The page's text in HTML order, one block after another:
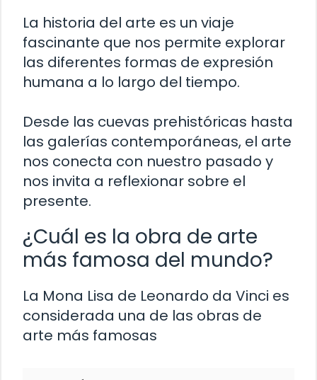
La historia del arte es un viaje
fascinante que nos permite explorar
las diferentes formas de expresión
humana a lo largo del tiempo.
Desde las cuevas prehistóricas hasta
las galerías contemporáneas, el arte
nos conecta con nuestro pasado y
nos invita a reflexionar sobre el
presente.
¿Cuál es la obra de arte
más famosa del mundo?
La Mona Lisa de Leonardo da Vinci es
considerada una de las obras de
arte más famosas